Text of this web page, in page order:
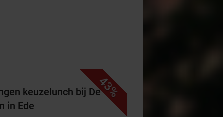
43%
keuzelunch bij De
in Ede